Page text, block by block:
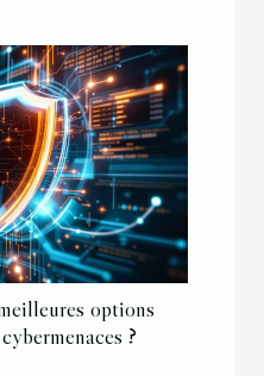
options
?